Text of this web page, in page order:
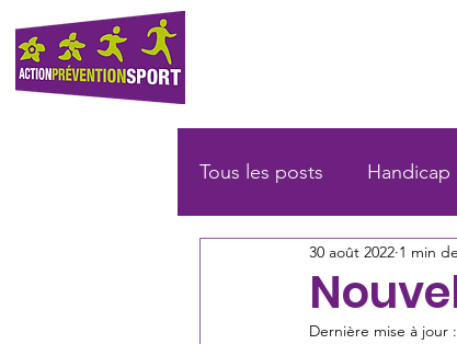
Tous les posts Handicap
30 août 2022 1 min
Dernière mise à jour :